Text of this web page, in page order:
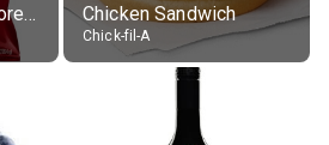
Nacho Cheese Flavored Tortilla Chips Chicken Sandwich
Chick-fil-A